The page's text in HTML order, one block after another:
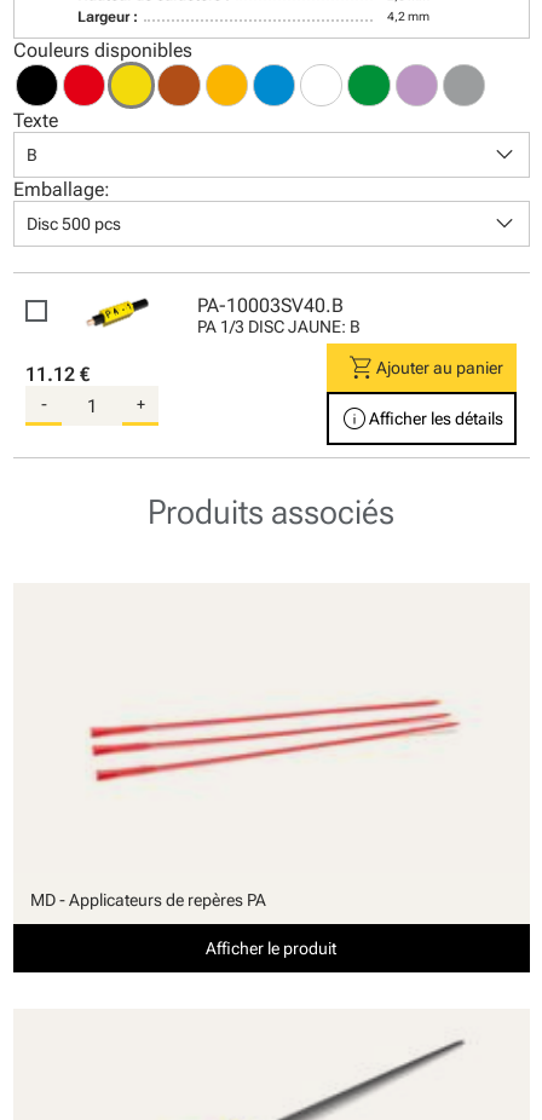
Largeur : 4,2 mm
Couleurs disponibles
Texte
B keyboard_arrow_down
Emballage:
Disc 500 pcs keyboard_arrow_down
PA-10003SV40.B
PA 1/3 DISC JAUNE: B
11.12 €
- +
shopping_cart Ajouter au panier
infoAfficher les détails
Produits associés
MD - Applicateurs de repères PA
Afficher le produit